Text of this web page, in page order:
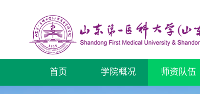
首页 学院概况 师资队伍